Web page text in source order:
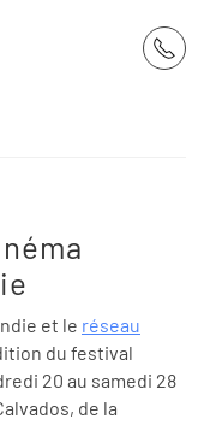
et le réseau
du festival
20 au samedi 28
de la